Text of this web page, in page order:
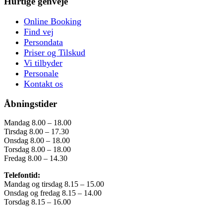
Online Booking
Find vej
Persondata
Priser og Tilskud
Vi tilbyder
Personale
Kontakt os
Åbningstider
Mandag 8.00 – 18.00
Tirsdag 8.00 – 17.30
Onsdag 8.00 – 18.00
Torsdag 8.00 – 18.00
Fredag 8.00 – 14.30
Telefontid:
Mandag og tirsdag 8.15 – 15.00
Onsdag og fredag 8.15 – 14.00
Torsdag 8.15 – 16.00